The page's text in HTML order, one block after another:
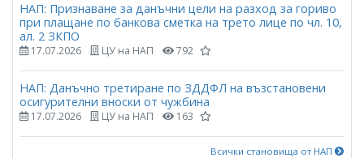
НАП: Признаване за данъчни цели на разход за гориво
при плащане по банкова сметка на трето лице по чл. 10,
ал. 2 ЗКПО
17.07.2026 ЦУ на НАП 792
НАП: Данъчно третиране по ЗДДФЛ на възстановени
осигурителни вноски от чужбина
17.07.2026 ЦУ на НАП 163
Всички становища от НАП